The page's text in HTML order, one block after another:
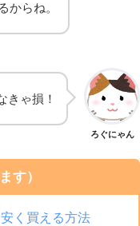
からね。
ろぐにゃん
きゃ損！
す）
く買える方法